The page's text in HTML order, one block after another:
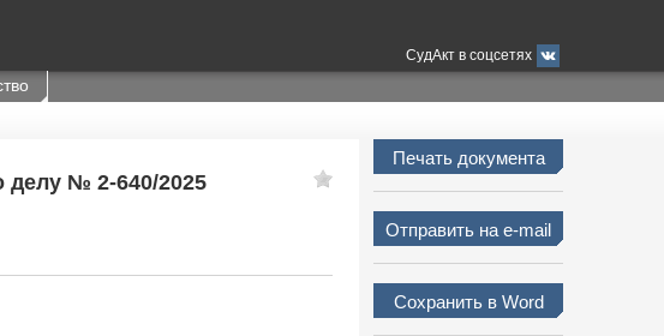
СудАкт в соцсетях
делу № 2-640/2025
Печать документа
Отправить на e-mail
Сохранить в Word